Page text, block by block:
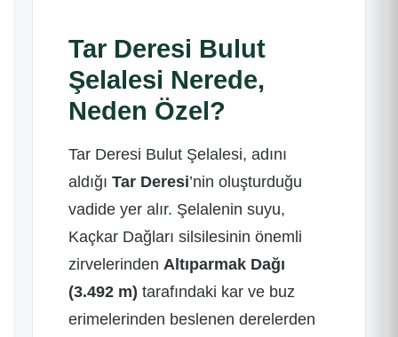
Tar Deresi Bulut
Şelalesi Nerede,
Neden Özel?
Tar Deresi Bulut Şelalesi, adını
aldığı Tar Deresi’nin oluşturduğu
vadide yer alır. Şelalenin suyu,
Kaçkar Dağları silsilesinin önemli
zirvelerinden Altıparmak Dağı
(3.492 m) tarafındaki kar ve buz
erimelerinden beslenen derelerden